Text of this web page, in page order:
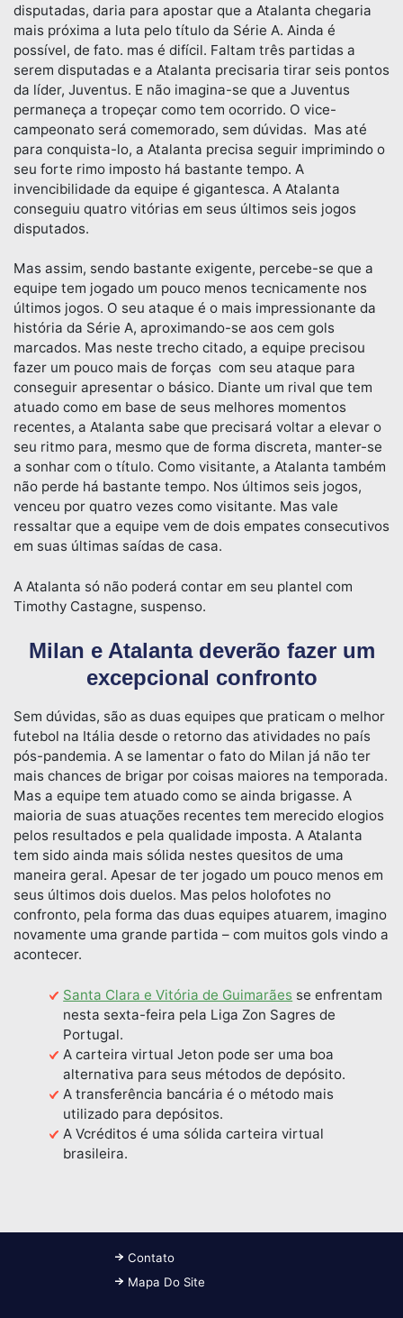
disputadas, daria para apostar que a Atalanta chegaria
mais próxima a luta pelo título da Série A. Ainda é
possível, de fato. mas é difícil. Faltam três partidas a
serem disputadas e a Atalanta precisaria tirar seis pontos
da líder, Juventus. E não imagina-se que a Juventus
permaneça a tropeçar como tem ocorrido. O vice-
campeonato será comemorado, sem dúvidas. Mas até
para conquista-lo, a Atalanta precisa seguir imprimindo o
seu forte rimo imposto há bastante tempo. A
invencibilidade da equipe é gigantesca. A Atalanta
conseguiu quatro vitórias em seus últimos seis jogos
disputados.
Mas assim, sendo bastante exigente, percebe-se que a
equipe tem jogado um pouco menos tecnicamente nos
últimos jogos. O seu ataque é o mais impressionante da
história da Série A, aproximando-se aos cem gols
marcados. Mas neste trecho citado, a equipe precisou
fazer um pouco mais de forças com seu ataque para
conseguir apresentar o básico. Diante um rival que tem
atuado como em base de seus melhores momentos
recentes, a Atalanta sabe que precisará voltar a elevar o
seu ritmo para, mesmo que de forma discreta, manter-se
a sonhar com o título. Como visitante, a Atalanta também
não perde há bastante tempo. Nos últimos seis jogos,
venceu por quatro vezes como visitante. Mas vale
ressaltar que a equipe vem de dois empates consecutivos
em suas últimas saídas de casa.
A Atalanta só não poderá contar em seu plantel com
Timothy Castagne, suspenso.
Milan e Atalanta deverão fazer um
excepcional confronto
Sem dúvidas, são as duas equipes que praticam o melhor
futebol na Itália desde o retorno das atividades no país
pós-pandemia. A se lamentar o fato do Milan já não ter
mais chances de brigar por coisas maiores na temporada.
Mas a equipe tem atuado como se ainda brigasse. A
maioria de suas atuações recentes tem merecido elogios
pelos resultados e pela qualidade imposta. A Atalanta
tem sido ainda mais sólida nestes quesitos de uma
maneira geral. Apesar de ter jogado um pouco menos em
seus últimos dois duelos. Mas pelos holofotes no
confronto, pela forma das duas equipes atuarem, imagino
novamente uma grande partida – com muitos gols vindo a
acontecer.
Santa Clara e Vitória de Guimarães se enfrentam
nesta sexta-feira pela Liga Zon Sagres de
Portugal.
A carteira virtual Jeton pode ser uma boa
alternativa para seus métodos de depósito.
A transferência bancária é o método mais
utilizado para depósitos.
A Vcréditos é uma sólida carteira virtual
brasileira.
Contato
Mapa Do Site